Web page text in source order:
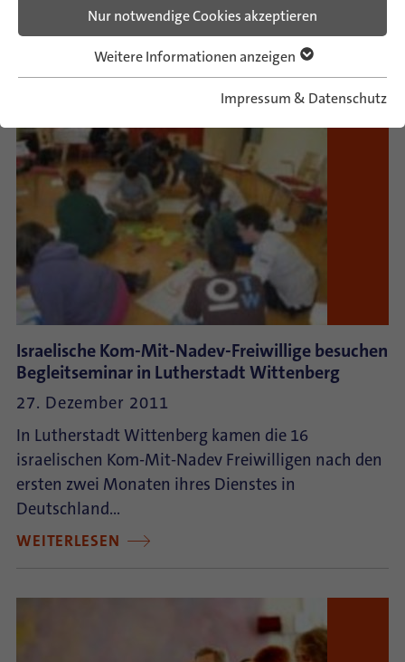
Nur notwendige Cookies akzeptieren
Weitere Informationen anzeigen
Impressum & Datenschutz
ist fertig gestellt. Die Ausstellung entstand unter
Einbindung deutsch-israelischer…
Israelische Kom-Mit-Nadev-Freiwillige besuchen
Begleitseminar in Lutherstadt Wittenberg
27. Dezember 2011
In Lutherstadt Wittenberg kamen die 16
israelischen Kom-Mit-Nadev Freiwilligen nach den
ersten zwei Monaten ihres Dienstes in
Deutschland…
WEITERLESEN